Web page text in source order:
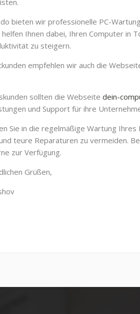
bieten wir professionelle PC-
Ihnen dabei, Ihren Computer in
zu steigern.
empfehlen wir auch die
sollten die Webseite dein-
und Support für ihre
Sie in die regelmäßige Wartung
teure Reparaturen zu vermeiden.
zur Verfügung.
Grüßen,